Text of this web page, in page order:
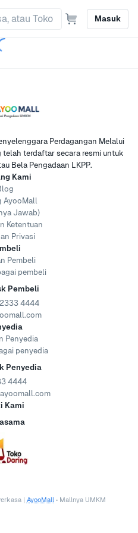
Masuk
Perdagangan Melalui
telah terdaftar secara resmi untuk
Bela Pengadaan LKPP.
Kami
AyooMall
Jawab)
Ketentuan
Privasi
Pembeli
pembeli
Pembeli
4444
Penyedia
penyedia
Penyedia
4444
Kami
| AyooMall • Mallnya UMKM